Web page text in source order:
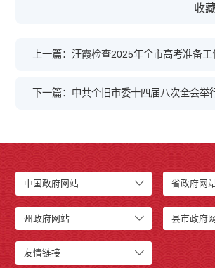
收
上一篇：汪霞检查2025年全市高考准备工
下一篇：中共个旧市委十四届八次全会举
中国政府网站 省政府网
州政府网站 县市政府
友情链接